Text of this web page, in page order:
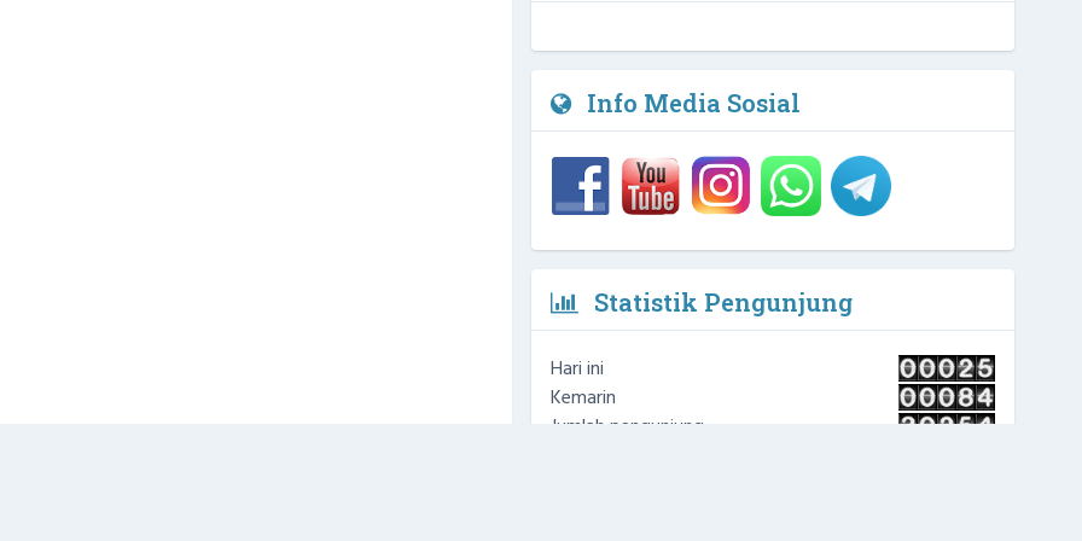
NIPD :
Info Media Sosial
Statistik Pengunjung
Hari ini
Kemarin
Jumlah pengunjung